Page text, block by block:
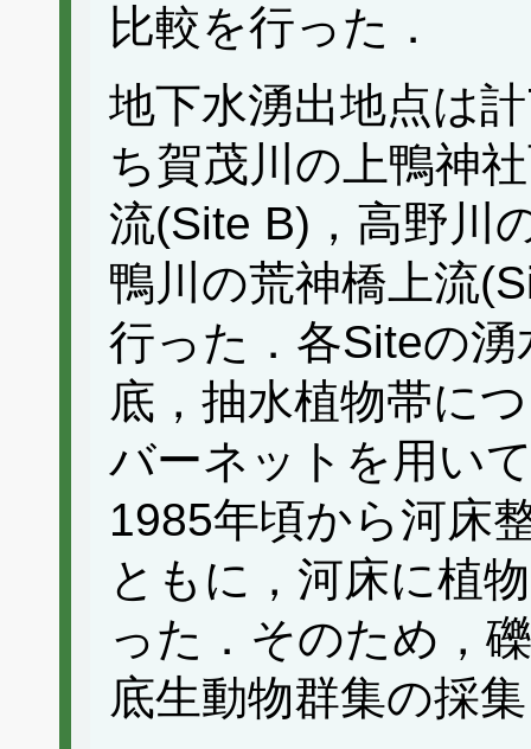
比較を行った．
地下水湧出地点は
ち賀茂川の上鴨神
流(Site B)，高野川
鴨川の荒神橋上流
行った．各Siteの
底，抽水植物帯に
バーネットを用い
1985年頃から河床
ともに，河床に植
った．そのため，
底生動物群集の採